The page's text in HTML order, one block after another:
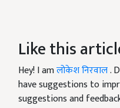
Like this
Hey! I amलोकेश निरवाल.
have suggestions to
suggestions and